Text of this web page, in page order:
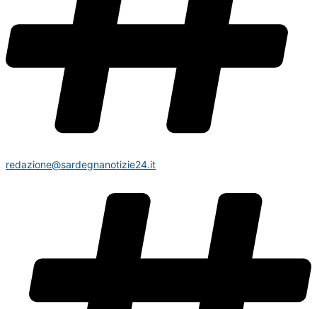
redazione@sardegnanotizie24.it